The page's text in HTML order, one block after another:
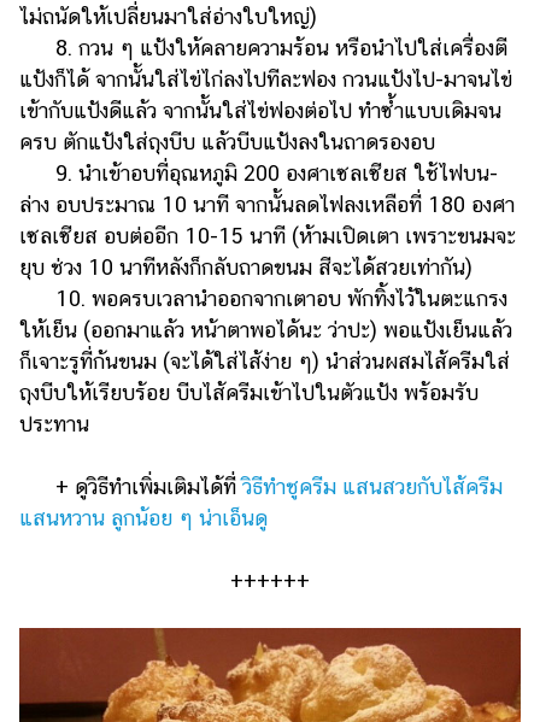
ไม่ถนัดให้เปลี่ยนมาใส่อ่างใบใหญ่)
8. กวน ๆ แป้งให้คลายความร้อน หรือนำไปใส่เครื่องตี
แป้งก็ได้ จากนั้นใส่ไข่ไก่ลงไปทีละฟอง กวนแป้งไป-มาจนไข่
เข้ากับแป้งดีแล้ว จากนั้นใส่ไข่ฟองต่อไป ทำซ้ำแบบเดิมจน
ครบ ตักแป้งใส่ถุงบีบ แล้วบีบแป้งลงในถาดรองอบ
9. นำเข้าอบที่อุณหภูมิ 200 องศาเซลเซียส ใช้ไฟบน-
ล่าง อบประมาณ 10 นาที จากนั้นลดไฟลงเหลือที่ 180 องศา
เซลเซียส อบต่ออีก 10-15 นาที (ห้ามเปิดเตา เพราะขนมจะ
ยุบ ช่วง 10 นาทีหลังก็กลับถาดขนม สีจะได้สวยเท่ากัน)
10. พอครบเวลานำออกจากเตาอบ พักทิ้งไว้ในตะแกรง
ให้เย็น (ออกมาแล้ว หน้าตาพอได้นะ ว่าปะ) พอแป้งเย็นแล้ว
ก็เจาะรูที่ก้นขนม (จะได้ใส่ไส้ง่าย ๆ) นำส่วนผสมไส้ครีมใส่
ถุงบีบให้เรียบร้อย บีบไส้ครีมเข้าไปในตัวแป้ง พร้อมรับ
ประทาน
+ ดูวิธีทำเพิ่มเติมได้ที่วิธีทำชูครีม แสนสวยกับไส้ครีม
แสนหวาน ลูกน้อย ๆ น่าเอ็นดู
++++++